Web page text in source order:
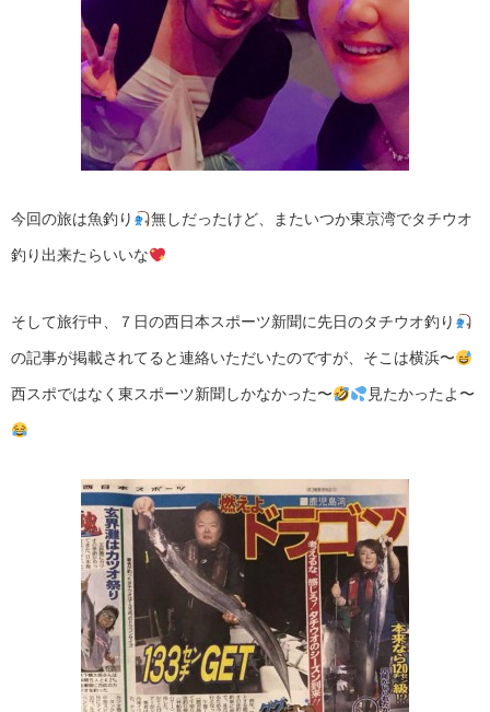
今回の旅は魚釣り 無しだったけど、またいつか東京湾でタチウオ
釣り出来たらいいな
そして旅行中、７日の西日本スポーツ新聞に先日のタチウオ釣り
の記事が掲載されてると連絡いただいたのですが、そこは横浜〜
西スポではなく東スポーツ新聞しかなかった〜 見たかったよ〜